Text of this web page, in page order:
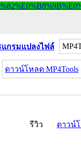
แกรมแปลงไฟล์
ดาวน์โหลด MP4Tools
รีวิว ดาวน์